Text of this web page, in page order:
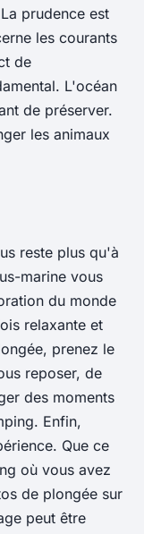
prudence est
les courants
de
L'océan
de préserver.
les animaux
reste plus qu'à
marine vous
du monde
relaxante et
prenez le
reposer, de
des moments
Enfin,
Que ce
où vous avez
de plongée sur
peut être